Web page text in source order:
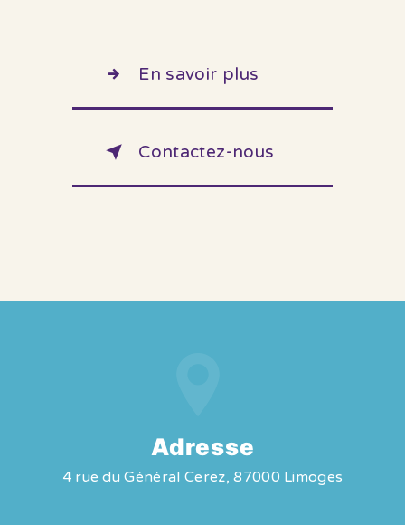
En savoir plus
Contactez-nous
Adresse
4 rue du Général Cerez, 87000 Limoges